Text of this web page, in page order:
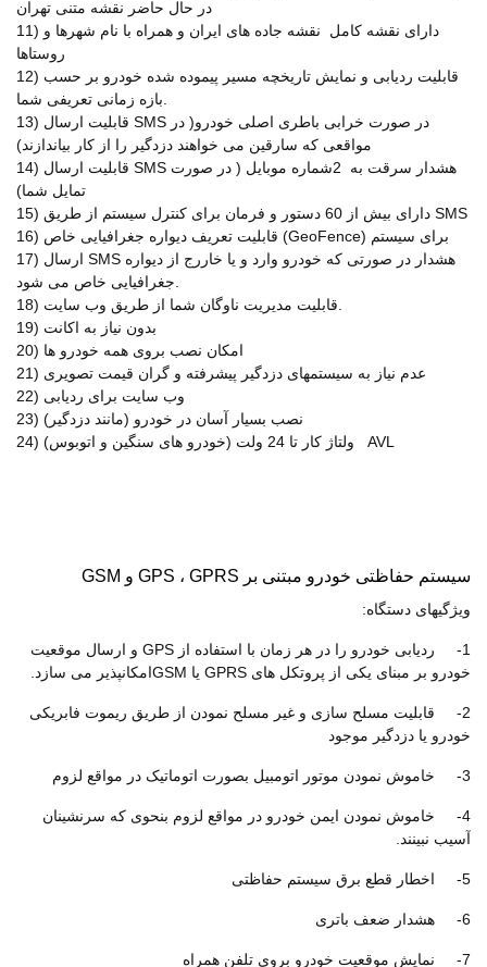
در حال حاضر نقشه متنی تهران
11) دارای نقشه کامل نقشه جاده های ایران و همراه با نام شهرها و
روستاها
12) قابلیت ردیابی و نمایش تاریخچه مسیر پیموده شده خودرو بر حسب
13) قابلیت ارسال SMS در صورت خرابی باطری اصلی خودرو( در
مواقعی که سارقین می خواهند دزدگیر را از کار بیاندازند)
14) قابلیت ارسال SMS هشدار سرقت به 2شماره موبایل ( در صورت
تمایل شما)
15) دارای بیش از 60 دستور و فرمان برای کنترل سیستم از طریق SMS
16) قابلیت تعریف دیواره جغرافیایی خاص (GeoFence) برای سیستم
17) ارسال SMS هشدار در صورتی که خودرو وارد و یا خاررج از دیواره
19) بدون نیاز به اکانت
20) امکان نصب بروی همه خودرو ها
21) عدم نیاز به سیستمهای دزدگیر پیشرفته و گران قیمت تصویری
22) وب سایت برای ردیابی
23) نصب بسیار آسان در خودرو (مانند دزدگیر)
24) ولتاژ کار تا 24 ولت (خودرو های سنگین و اتوبوس) AVL
سیستم حفاظتی خودرو مبتنی بر GPS ، GPRS و GSM
ویژگیهای دستگاه:
1- ردیابی خودرو را در هر زمان با استفاده از GPS و ارسال موقعیت
خودرو بر مبنای یکی از پروتکل های GPRS یا GSMامکانپذیر می سازد.
2- قابلیت مسلح سازی و غیر مسلح نمودن از طریق ریموت فابریکی
خودرو یا دزدگیر موجود
3- خاموش نمودن موتور اتومبیل بصورت اتوماتیک در مواقع لزوم
4- خاموش نمودن ایمن خودرو در مواقع لزوم بنحوی که سرنشینان
آسیب نبینند.
5- اخطار قطع برق سیستم حفاظتی
6- هشدار ضعف باتری
7- نمایش موقعیت خودرو بروی تلفن همراه